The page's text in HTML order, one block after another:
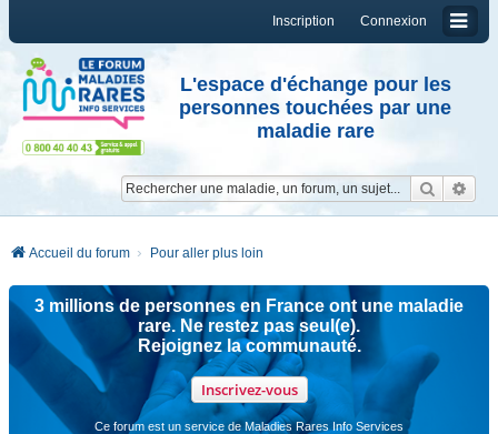
Connexion
Inscription
L'espace d'échange pour les
personnes touchées par une
maladie rare
Accueil du forum Pour aller plus loin
3 millions de personnes en France ont une maladie
rare. Ne restez pas seul(e).
Rejoignez la communauté.
Inscrivez-vous
Ce forum est un service de Maladies Rares Info Services